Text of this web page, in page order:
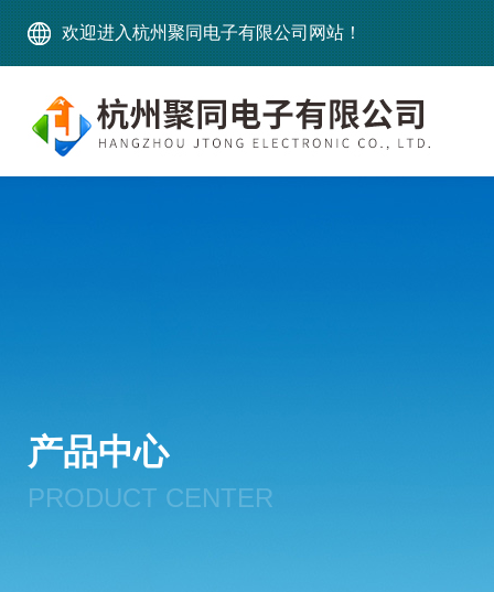
欢迎进入杭州聚同电子有限公司网站！
产品中心
PRODUCT CENTER